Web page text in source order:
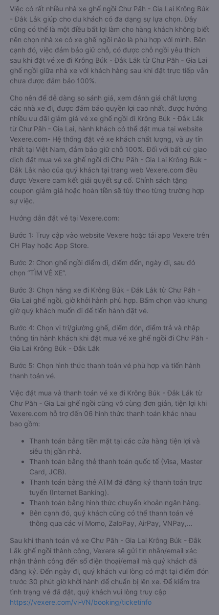
Việc có rất nhiều nhà xe ghế ngồi Chư Păh - Gia Lai Krông Búk
- Đắk Lắk giúp cho du khách có đa dạng sự lựa chọn. Đây
cũng có thể là một điều bất lợi làm cho hàng khách không biết
nên chọn nhà xe có xe ghế ngồi nào là phù hợp với mình. Bên
cạnh đó, việc đảm bảo giữ chỗ, có được chỗ ngồi yêu thích
sau khi đặt vé xe đi Krông Búk - Đắk Lắk từ Chư Păh - Gia Lai
ghế ngồi giữa nhà xe với khách hàng sau khi đặt trực tiếp vẫn
chưa được đảm bảo 100%.
Cho nên để dễ dàng so sánh giá, xem đánh giá chất lượng
các nhà xe đi, được đảm bảo quyền lợi cao nhất, được hưởng
nhiều ưu đãi giảm giá vé xe ghế ngồi đi Krông Búk - Đắk Lắk
từ Chư Păh - Gia Lai, hành khách có thể đặt mua tại website
Vexere.com- Hệ thống đặt vé xe khách chất lượng, và uy tín
nhất tại Việt Nam, đảm bảo giữ chỗ 100%. Đối với bất cứ giao
dịch đặt mua vé xe ghế ngồi đi Chư Păh - Gia Lai Krông Búk -
Đắk Lắk nào của quý khách tại trang web Vexere.com đều
được Vexere cam kết giải quyết sự cố. Chính sách tặng
coupon giảm giá hoặc hoàn tiền sẽ tùy theo từng trường hợp
sự việc.
Hướng dẫn đặt vé tại Vexere.com:
Bước 1: Truy cập vào website Vexere hoặc tải app Vexere trên
CH Play hoặc App Store.
Bước 2: Chọn ghế ngồi điểm đi, điểm đến, ngày đi, sau đó
chọn “TÌM VÉ XE”.
Bước 3: Chọn hãng xe đi Krông Búk - Đắk Lắk từ Chư Păh -
Gia Lai ghế ngồi, giờ khởi hành phù hợp. Bấm chọn vào khung
giờ quý khách muốn đi để tiến hành đặt vé.
Bước 4: Chọn vị trí/giường ghế, điểm đón, điểm trả và nhập
thông tin hành khách khi đặt mua vé xe ghế ngồi đi Chư Păh -
Gia Lai Krông Búk - Đắk Lắk
Bước 5: Chọn hình thức thanh toán vé phù hợp và tiến hành
thanh toán vé.
Việc đặt mua và thanh toán vé xe đi Krông Búk - Đắk Lắk từ
Chư Păh - Gia Lai ghế ngồi cũng vô cùng đơn giản, tiện lợi khi
Vexere.com hỗ trợ đến 06 hình thức thanh toán khác nhau
bao gồm:
Thanh toán bằng tiền mặt tại các cửa hàng tiện lợi và
siêu thị gần nhà.
Thanh toán bằng thẻ thanh toán quốc tế (Visa, Master
Card, JCB).
Thanh toán bằng thẻ ATM đã đăng ký thanh toán trực
tuyến (Internet Banking).
Thanh toán bằng hình thức chuyển khoản ngân hàng.
Bên cạnh đó, quý khách cũng có thể thanh toán vé
thông qua các ví Momo, ZaloPay, AirPay, VNPay,…
Sau khi thanh toán vé xe Chư Păh - Gia Lai Krông Búk - Đắk
Lắk ghế ngồi thành công, Vexere sẽ gửi tin nhắn/email xác
nhận thành công đến số điện thoại/email mà quý khách đã
đăng ký. Đến ngày đi, quý khách vui lòng có mặt tại điểm đón
trước 30 phút giờ khởi hành để chuẩn bị lên xe. Để kiểm tra
tình trạng vé đã đặt, quý khách vui lòng truy cập
https://vexere.com/vi-VN/booking/ticketinfo